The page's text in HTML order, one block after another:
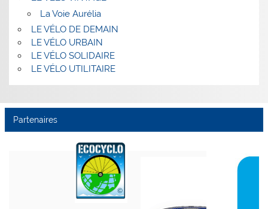
La Voie Aurélia
LE VÉLO DE DEMAIN
LE VÉLO URBAIN
LE VÉLO SOLIDAIRE
LE VÉLO UTILITAIRE
Partenaires